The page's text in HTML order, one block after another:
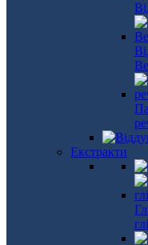
Екстракти